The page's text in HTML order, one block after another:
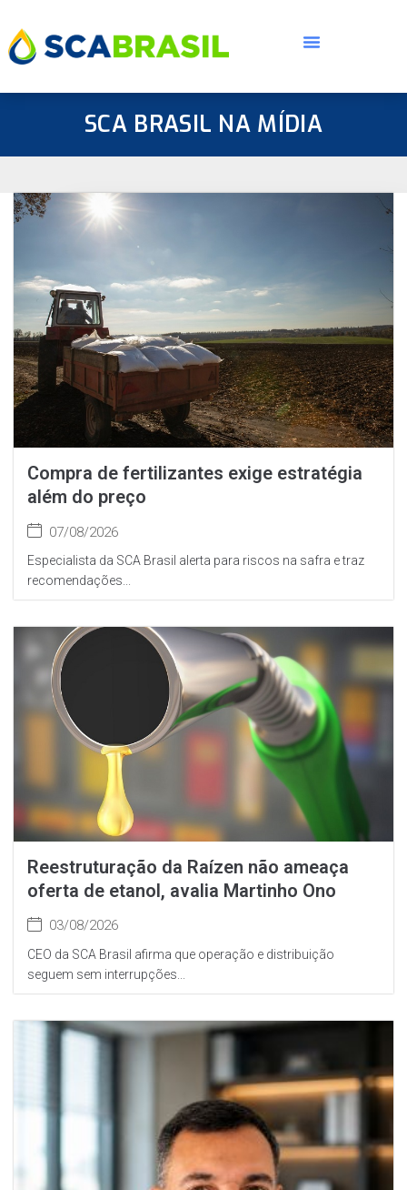
SCA BRASIL NA MÍDIA
Compra de fertilizantes exige estratégia
além do preço
07/08/2026
Especialista da SCA Brasil alerta para riscos na safra e traz
recomendações...
Reestruturação da Raízen não ameaça
oferta de etanol, avalia Martinho Ono
03/08/2026
CEO da SCA Brasil afirma que operação e distribuição
seguem sem interrupções...